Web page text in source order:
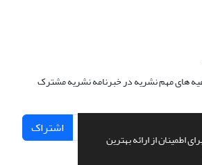
اطمینان از ارائه بهترین
های مهم نشریه در خبرنامه نشریه مشترک
اشتراک